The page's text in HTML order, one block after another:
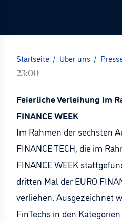
Startseite / Über uns /
23:00
Feierliche Verleihung im
FINANCE WEEK
Im Rahmen der sechsten
FINANCE TECH, die im
FINANCE WEEK
dritten Mal der EURO
verliehen. Ausgezeichnet
FinTechs in den